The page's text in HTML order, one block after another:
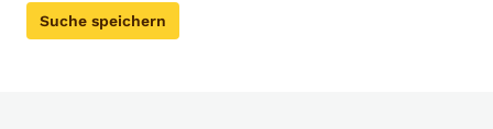
Suche speichern